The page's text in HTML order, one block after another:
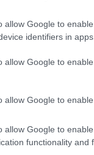
allow Google to
identifiers in apps.
allow Google to
allow Google to
allow Google to
functionality and
ember a nyüzsgő
„Vertical Forest”